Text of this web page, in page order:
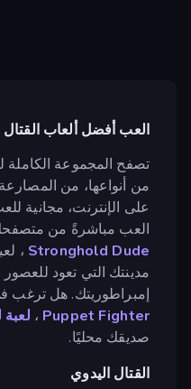
العب أفضل ألعاب القتال
تصفح المجموعة الكاملة
من أنواعها، من
على الإنترنت، مجانية
العب مباشرةً من
Stronghold Dude ،
مدينتك التي تعود
إمبراطوريتك. هل
Puppet Fighter ، لعبة
صديقك محليًا.
القتال اليدوي